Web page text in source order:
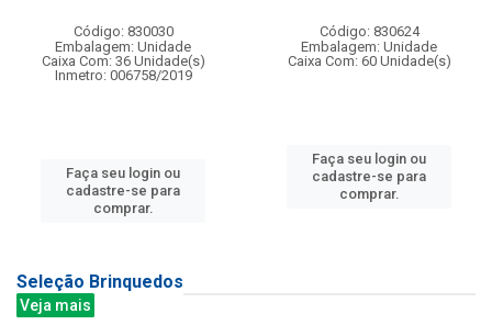
Código: 830030
Embalagem: Unidade
Caixa Com: 36 Unidade(s)
Inmetro: 006758/2019
Faça seu login ou
cadastre-se para
comprar.
Código: 830624
Embalagem: Unidade
Caixa Com: 60 Unidade(s)
Faça seu login ou
cadastre-se para
comprar.
Seleção Brinquedos
Veja mais